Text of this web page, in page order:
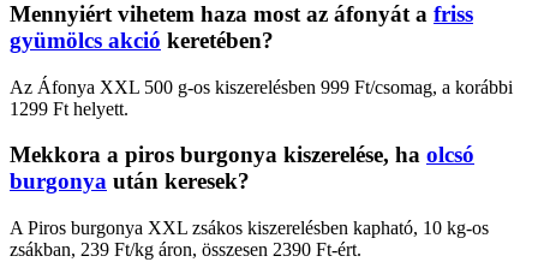
Mennyiért vihetem haza most az áfonyát a friss
gyümölcs akció keretében?
Az Áfonya XXL 500 g-os kiszerelésben 999 Ft/csomag, a korábbi
1299 Ft helyett.
Mekkora a piros burgonya kiszerelése, ha olcsó
burgonya után keresek?
A Piros burgonya XXL zsákos kiszerelésben kapható, 10 kg-os
zsákban, 239 Ft/kg áron, összesen 2390 Ft-ért.